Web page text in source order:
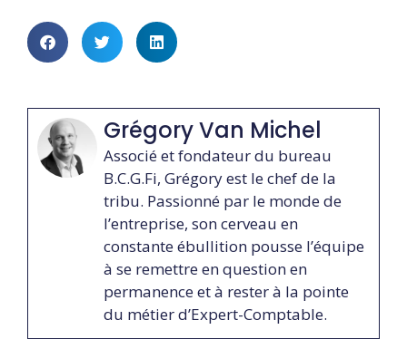
Grégory Van Michel
Associé et fondateur du bureau
B.C.G.Fi, Grégory est le chef de la
tribu. Passionné par le monde de
l’entreprise, son cerveau en
constante ébullition pousse l’équipe
à se remettre en question en
permanence et à rester à la pointe
du métier d’Expert-Comptable.